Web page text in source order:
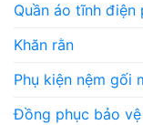
Quần áo tĩnh điện
Khăn rằn
Phụ kiện nệm gối
Đồng phục bảo vệ